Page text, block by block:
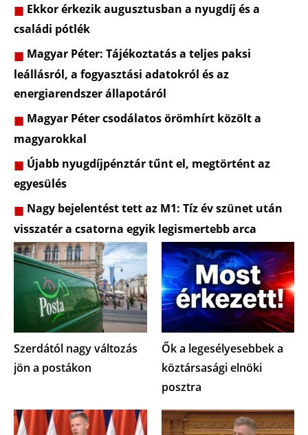
Ekkor érkezik augusztusban a nyugdíj és a
családi pótlék
Magyar Péter: Tájékoztatás a teljes paksi
leállásról, a fogyasztási adatokról és az
energiarendszer állapotáról
Magyar Péter csodálatos örömhírt közölt a
magyarokkal
Újabb nyugdíjpénztár tűnt el, megtörtént az
egyesülés
Nagy bejelentést tett az M1: Tíz év szünet után
visszatér a csatorna egyik legismertebb arca
Szerdától nagy változás
jön a postákon
Ők a legesélyesebbek a
köztársasági elnöki
posztra